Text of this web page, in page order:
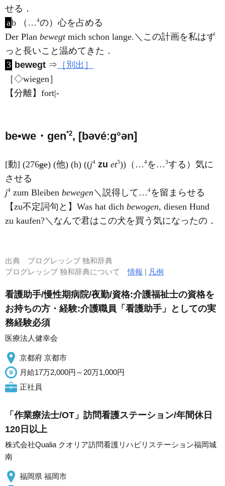
せる．
ab （…4の）心を占める
Der Plan bewegtmich schon lange.＼この計画を私はず
っと長いこと温めてきた．
3 bewegt ⇒ ［別出］
［◇wiegen］
【分離】fort|-
be•we・gen*2, [bəvéːɡ°ən]
[動] (276ge) (他) (h) ((j4 zu et3))（…4を…3する）気に
させる
j4 zum Bleiben bewegen＼説得して…4を留まらせる
【zu不定詞句と】Was hat dich bewogen, diesen Hund
zu kaufen?＼なんで君はこの犬を買う気になったの．
出典 プログレッシブ 独和辞典
プログレッシブ 独和辞典について情報 | 凡例
看護助手/慢性期病院/夜勤/資格:介護福祉士の資格を
お持ちの方・経験:介護職員「看護助手」としての実
務経験必須
医療法人健幸会
京都府 京都市
月給17万2,000円～20万1,000円
正社員
「作業療法士/OT」訪問看護ステーション/年間休日
120日以上
株式会社Qualia クオリア訪問看護リハビリステーション福岡城
南
福岡県 福岡市